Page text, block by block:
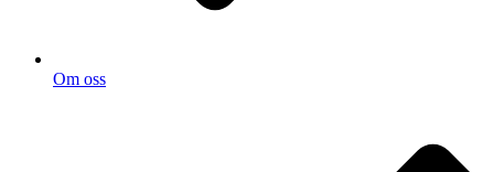
Om oss